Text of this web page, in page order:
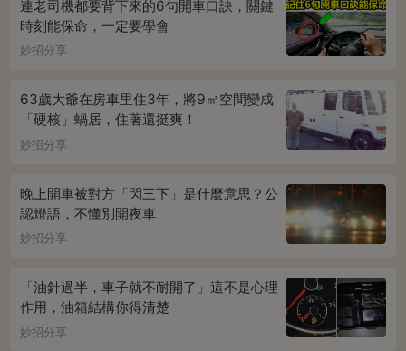
連老司機都要背下來的6句開車口訣，關鍵
時刻能保命，一定要學會
妙招分享
63歲大爺在房車里住3年，將9㎡空間變成
「硬核」蝸居，住著還挺爽！
妙招分享
晚上開車被對方「閃三下」是什麼意思？公
認燈語，不懂別開夜車
妙招分享
「油針過半，車子就不耐開了」這不是心理
作用，油箱結構你得清楚
妙招分享